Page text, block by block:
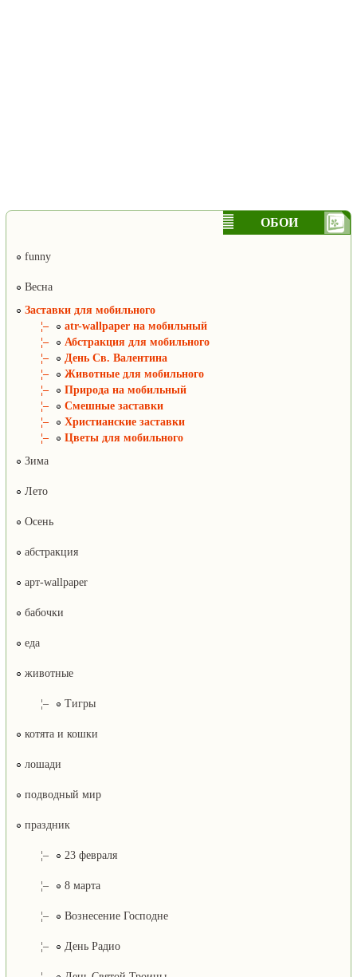
ОБОИ
funny
Весна
Заставки для мобильного
¦–
atr-wallpaper на мобильный
¦–
Абстракция для мобильного
¦–
День Св. Валентина
¦–
Животные для мобильного
¦–
Природа на мобильный
¦–
Смешные заставки
¦–
Христианские заставки
¦–
Цветы для мобильного
Зима
Лето
Осень
абстракция
арт-wallpaper
бабочки
еда
животные
¦– Тигры
котята и кошки
лошади
подводный мир
праздник
¦– 23 февраля
¦– 8 марта
¦– Вознесение Господне
¦– День Радио